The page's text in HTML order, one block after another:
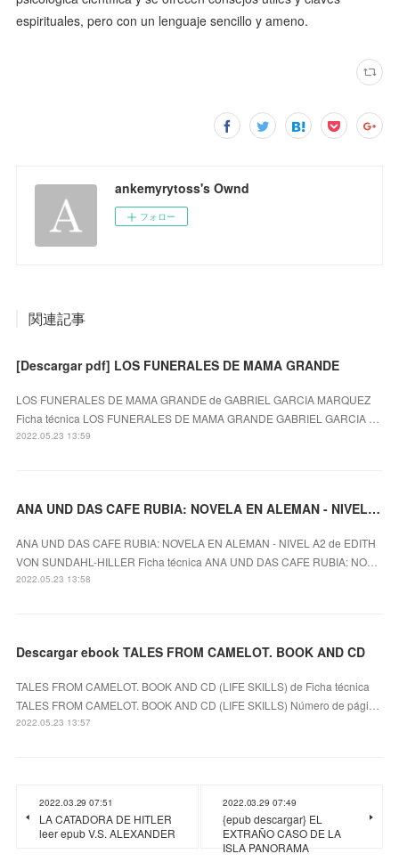
espirituales, pero con un lenguaje sencillo y ameno.
ankemyrytoss's Ownd
フォロー
関連記事
[Descargar pdf] LOS FUNERALES DE MAMA GRANDE
LOS FUNERALES DE MAMA GRANDE de GABRIEL GARCIA MARQUEZ
Ficha técnica LOS FUNERALES DE MAMA GRANDE GABRIEL GARCIA …
2022.05.23 13:59
ANA UND DAS CAFE RUBIA: NOVELA EN ALEMAN - NIVEL A2 leer epub gratis
ANA UND DAS CAFE RUBIA: NOVELA EN ALEMAN - NIVEL A2 de EDITH
VON SUNDAHL-HILLER Ficha técnica ANA UND DAS CAFE RUBIA: NO…
2022.05.23 13:58
Descargar ebook TALES FROM CAMELOT. BOOK AND CD
TALES FROM CAMELOT. BOOK AND CD (LIFE SKILLS) de Ficha técnica
TALES FROM CAMELOT. BOOK AND CD (LIFE SKILLS) Número de pági…
2022.05.23 13:57
2022.03.29 07:51
LA CATADORA DE HITLER
leer epub V.S. ALEXANDER
2022.03.29 07:49
{epub descargar} EL
EXTRAÑO CASO DE LA
ISLA PANORAMA